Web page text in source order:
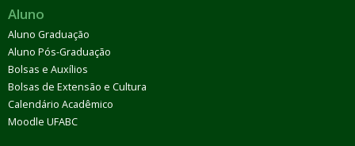
Aluno
Aluno Graduação
Aluno Pós-Graduação
Bolsas e Auxílios
Bolsas de Extensão e Cultura
Calendário Acadêmico
Moodle UFABC